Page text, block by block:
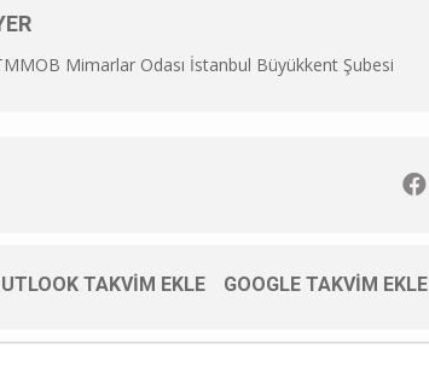
Mimarlar Odası İstanbul Büyükkent Şubesi
TAKVIM EKLE GOOGLE TAKVIM EKLE